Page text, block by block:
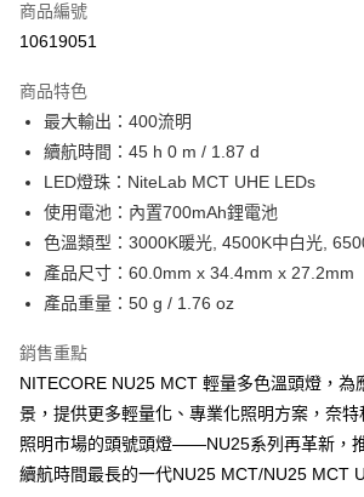
信用卡分期付款
合作金庫商業銀行
華南商業銀行
上海商業儲蓄銀行
國泰世華商業銀行
兆豐國際
臺灣中小企業銀行
匯豐（台灣）商業銀行
華泰商業銀
聯邦商業銀行
遠東國際
元大商業銀行
永豐商業銀
玉山商業銀行
台灣樂天信用卡公司
超商取貨付款
Apple Pay
街口支付
悠遊付
【大哥付你分期使用說明】
2.付款方式選擇「大哥付你分期」，訂單成立後會
流程，驗證手機門號後，選擇欲分期的期數、繳款
成交易。
3.實際核准額度、可分期數及費用金額請依後續交
4.訂單成立30分鐘內，如未前往確認交易或遇審核未
AFTEE先享後付
相關說明
【關於「AFTEE先享後付」】
AFTEE先享後付是「在收到商品之後才付款」的支
便利好安心！
１．簡單：不需註冊會員、不需綁卡、不需儲值。
ATM付款
貨到付款
商品編號
10619051
商品特色
最大輸出：400流明
續航時間：45 h 0 m / 1.87 d
LED燈珠：NiteLab MCT UHE LEDs
使用電池：內置700mAh鋰電池
色溫類型：3000K暖光, 4500K中白光,
產品尺寸：60.0mm x 34.4mm x 27.2mm
產品重量：50 g / 1.76 oz
銷售重點
NITECORE NU25 MCT 輕量多色溫頭燈，為
景，提供更多輕量化、專業化照明方案，奈
照明市場的頭號頭燈——NU25系列再革新，
續航時間最長的一代NU25 MCT/NU25 MCT